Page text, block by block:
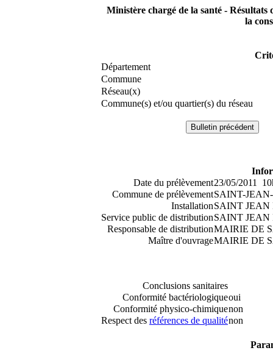
Ministère chargé de la santé - Résultats
la
Département
Commune
Réseau(x)
Commune(s) et/ou quartier(s) du réseau
Date du prélèvement23/05/2011
Commune de prélèvementSAINT-
InstallationSAINT
Service public de distributionSAINT
Responsable de distributionMAIRIE DE
Maître d'ouvrageMAIRIE DE
Conclusions sanitaires
Conformité bactériologiqueoui
Conformité physico-chimiquenon
Respect des références de qualiténon